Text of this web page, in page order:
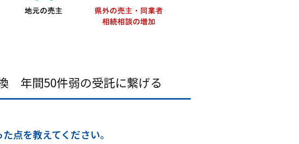
年間50件弱の受託に繋げる
点を教えてください。